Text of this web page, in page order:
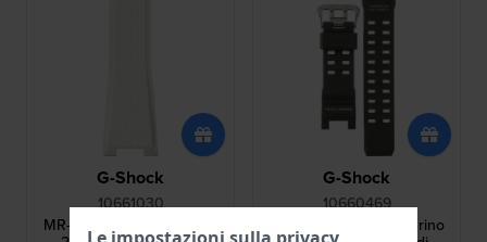
G-Shock
10661030
MR-G - SHOUGEKI-MARU
G-Shock
10660469
Mudman 24 mm Cinturino
Le impostazioni sulla privacy